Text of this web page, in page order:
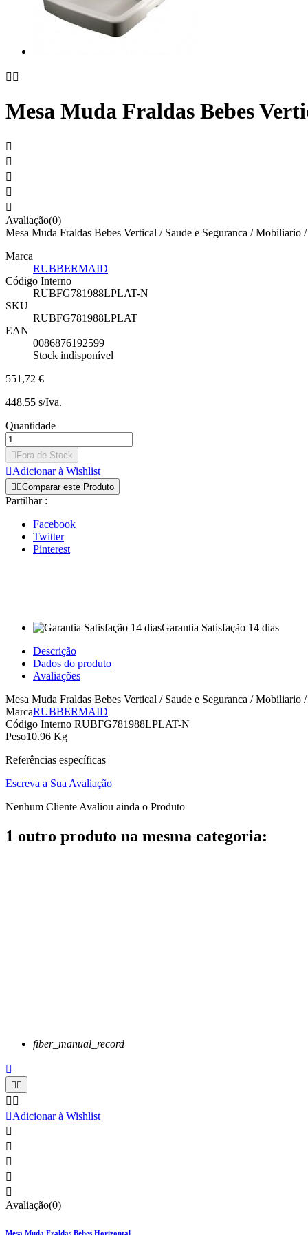
 
Mesa Muda Fraldas Bebes





Avaliação(0)
Mesa Muda Fraldas Bebes Vertical / Saude e Seguranca / Mobiliario
Marca
RUBBERMAID
Código Interno
RUBFG781988LPLAT-N
SKU
RUBFG781988LPLAT
EAN
0086876192599
Stock indisponível
551,72 €
448.55 s/Iva.
Quantidade
 Fora de Stock
Adicionar à Wishlist
 Comparar este Produto
Partilhar :
Facebook
Twitter
Pinterest
Garantia Satisfação 14 dias
Descrição
Dados do produto
Avaliações
Mesa Muda Fraldas Bebes Vertical / Saude e Seguranca / Mobiliario
MarcaRUBBERMAID
Código Interno RUBFG781988LPLAT-N
Peso10.96 Kg
Referências específicas
Escreva a Sua Avaliação
Nenhum Cliente Avaliou ainda o Produto
1 outro produto na mesma categoria:
fiber_manual_record

 
 
Adicionar à Wishlist





Avaliação(0)
Mesa Muda Fraldas Bebes Horizontal